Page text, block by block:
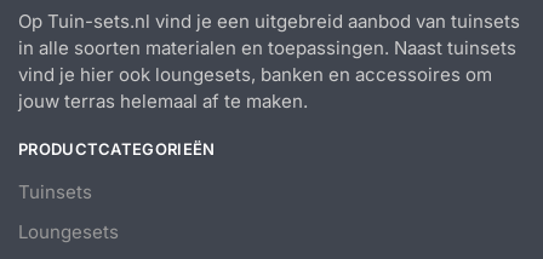
Op Tuin-sets.nl vind je een uitgebreid aanbod van tuinsets
in alle soorten materialen en toepassingen. Naast tuinsets
vind je hier ook loungesets, banken en accessoires om
jouw terras helemaal af te maken.
PRODUCTCATEGORIEËN
Tuinsets
Loungesets